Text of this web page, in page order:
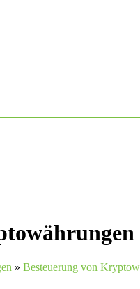
» Besteuerung von